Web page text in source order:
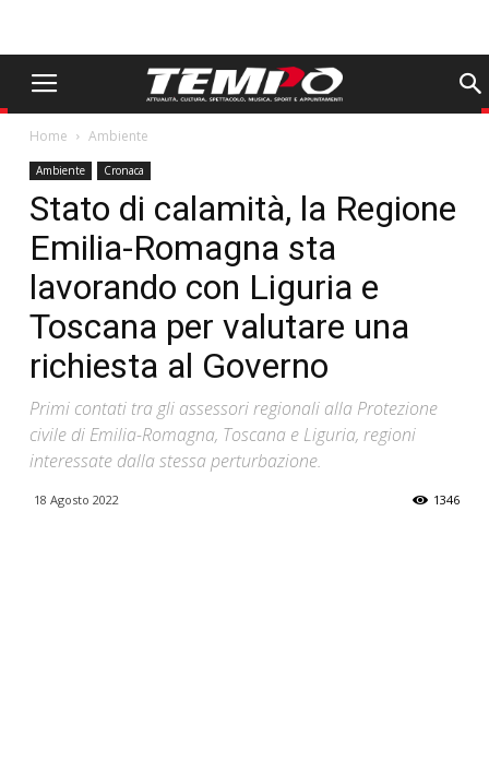
Home Ambiente
Ambiente Cronaca
Stato di calamità, la Regione
Emilia-Romagna sta
lavorando con Liguria e
Toscana per valutare una
richiesta al Governo
Primi contati tra gli assessori regionali alla Protezione
civile di Emilia-Romagna, Toscana e Liguria, regioni
interessate dalla stessa perturbazione.
18 Agosto 2022 1346